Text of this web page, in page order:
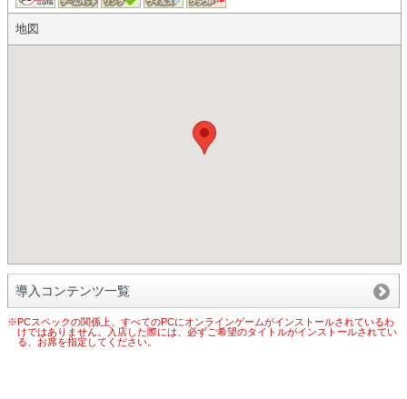
地図
導入コンテンツ一覧
※PCスペックの関係上、すべてのPCにオンラインゲームがインストールされているわ
けではありません。入店した際には、必ずご希望のタイトルがインストールされてい
る、お席を指定してください。